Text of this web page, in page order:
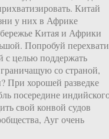
Китай
у них в Африке
Китая и Африки
Попробуй перехвати
с целью поддержать
со страной,
При хорошей разведке
посередине
свой конвой судов
Ауг очень